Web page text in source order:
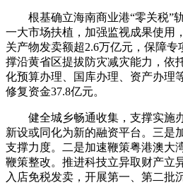
根基确立海南商业港“零关税”轨
一大市场扶植，加强监视成果使用
关产物发卖额超2.6万亿元，保障
撑沿黄省区提拔防灾减灾能力，依
化预算办理、国库办理、资产办理
修复资金37.8亿元。
健全城乡畅通收集，支撑实施
新设或同化为新的融资平台。三是
支撑力度。二是加速鞭策粤港澳大
鞭策整改。推进科技立异取财产立
入店免税发卖，开展第一、第二批